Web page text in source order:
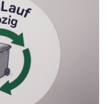
sich dieser Prozess
Grünes Licht für
gestartete
Oldenburg für
Millionen Euro. „Wir